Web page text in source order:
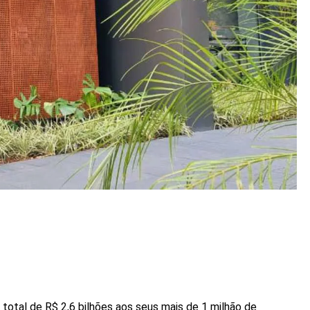
de R$ 2,6 bilhões aos seus mais de 1 milhão de